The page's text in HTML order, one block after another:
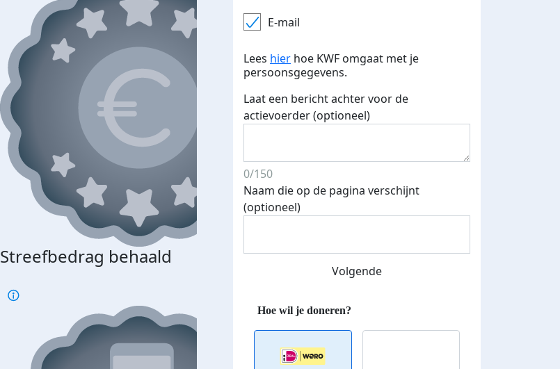
Streefbedrag behaald Streefbedrag verhoogd
E-mail
Lees hier hoe KWF omgaat met je
persoonsgegevens.
Laat een bericht achter voor de
actievoerder (optioneel)
0/150
Naam die op de pagina verschijnt
(optioneel)
Volgende